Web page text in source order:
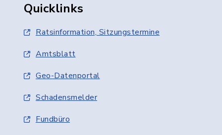
Quicklinks
Ratsinformation, Sitzungstermine
Amtsblatt
Geo-Datenportal
Schadensmelder
Fundbüro